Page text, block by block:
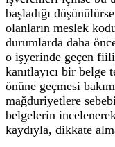
başladığı
olanların meslek
durumlarda daha
o işyerinde geçen
kanıtlayıcı bir
önüne geçmesi
mağduriyetlere
belgelerin
kaydıyla, dikkate